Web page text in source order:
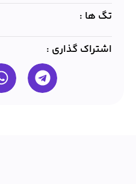
تگ ها :
اشتراک گذاری :